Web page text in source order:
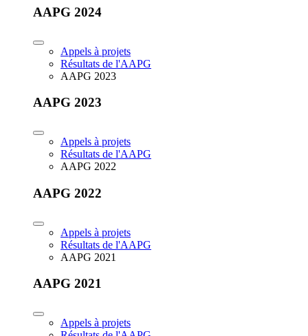
AAPG 2024
Appels à projets
Résultats de l'AAPG
AAPG 2023
AAPG 2023
Appels à projets
Résultats de l'AAPG
AAPG 2022
AAPG 2022
Appels à projets
Résultats de l'AAPG
AAPG 2021
AAPG 2021
Appels à projets